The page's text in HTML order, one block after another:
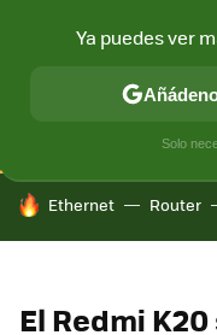
CONECTIVIDAD
HOY SE HABLA DE
Ethernet Router
El Redmi
Ya puedes ver
Solo